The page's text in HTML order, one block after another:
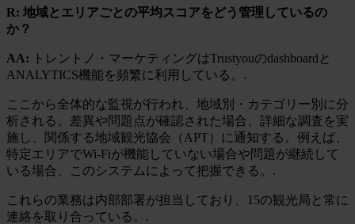
R: 地域とエリアごとの平均スコアをどう管理しているの
か？
AA: トレントノ・マーケティングはTrustyouのdashboardと
ANALYTICS機能を頻繁に利用している。.
ここから全体的な監視が行われ、地域別・カテゴリー別に分
析される。差異や問題点が確認された場合、詳細な調査を実
施し、関係する地域観光協会（APT）に通知する。例えば、
特定エリアでWi-Fiが機能していない場合や問題が継続して
いる場合、このシステムによって把握できる。.
これらの業務は内部部署が担当しており、15の観光局と常に
連絡を取り合っている。.